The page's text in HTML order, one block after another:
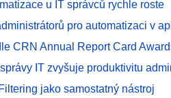
u IT správců rychle roste
pro automatizaci v
CRN Annual Report Card
IT zvyšuje produktivitu
jako samostatný nástroj